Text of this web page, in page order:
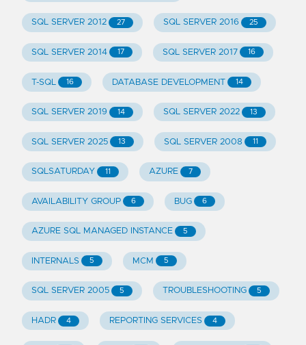
SQL SERVER 2012 27 SQL SERVER 2016 25
SQL SERVER 2014 17 SQL SERVER 2017 16
T-SQL 16 DATABASE DEVELOPMENT 14
SQL SERVER 2019 14 SQL SERVER 2022 13
SQL SERVER 2025 13 SQL SERVER 2008 11
SQLSATURDAY 11 AZURE 7
AVAILABILITY GROUP 6 BUG 6
AZURE SQL MANAGED INSTANCE 5
INTERNALS 5 MCM 5
SQL SERVER 2005 5 TROUBLESHOOTING 5
HADR 4 REPORTING SERVICES 4